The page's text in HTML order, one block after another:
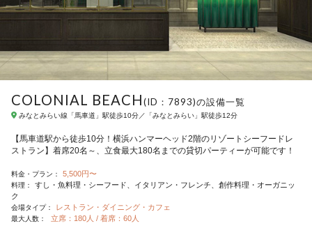
COLONIAL BEACH(ID：7893)の設備一覧
みなとみらい線「馬車道」駅徒歩10分／「みなとみらい」駅徒歩12分
【馬車道駅から徒歩10分！横浜ハンマーヘッド2階のリゾートシーフードレ
ストラン】着席20名～、立食最大180名までの貸切パーティーが可能です！
料金・プラン： 5,500円〜
料理： すし・魚料理・シーフード イタリアン・フレンチ
創作料理・オーガニッ
ク
会場タイプ： レストラン・ダイニング・カフェ
最大人数： 立席：180人 / 着席：60人